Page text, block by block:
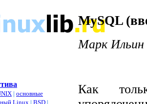
| основные
Linux | BSD |
MySQL
Марк Ильин
Как